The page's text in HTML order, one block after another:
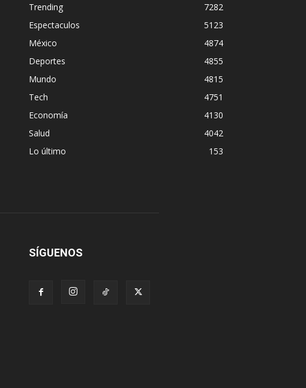
Trending
7282
Espectaculos
5123
México
4874
Deportes
4855
Mundo
4815
Tech
4751
Economía
4130
Salud
4042
Lo último
153
SÍGUENOS